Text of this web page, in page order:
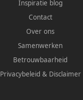
Inspiratie blog
Contact
Over ons
Samenwerken
Betrouwbaarheid
Privacybeleid & Disclaimer